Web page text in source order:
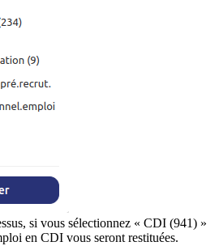
si vous sélectionnez « CDI (941) »
en CDI vous seront restituées.